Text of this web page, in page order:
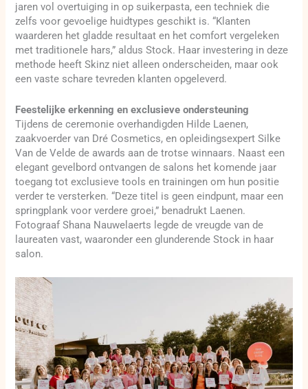
jaren vol overtuiging in op suikerpasta, een techniek die
zelfs voor gevoelige huidtypes geschikt is. “Klanten
waarderen het gladde resultaat en het comfort vergeleken
met traditionele hars,” aldus Stock. Haar investering in deze
methode heeft Skinz niet alleen onderscheiden, maar ook
een vaste schare tevreden klanten opgeleverd.
Feestelijke erkenning en exclusieve ondersteuning
Tijdens de ceremonie overhandigden Hilde Laenen,
zaakvoerder van Dré Cosmetics, en opleidingsexpert Silke
Van de Velde de awards aan de trotse winnaars. Naast een
elegant gevelbord ontvangen de salons het komende jaar
toegang tot exclusieve tools en trainingen om hun positie
verder te versterken. “Deze titel is geen eindpunt, maar een
springplank voor verdere groei,” benadrukt Laenen.
Fotograaf Shana Nauwelaerts legde de vreugde van de
laureaten vast, waaronder een glunderende Stock in haar
salon.